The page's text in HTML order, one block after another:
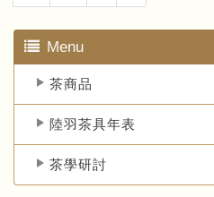
Menu
茶商品
陸羽茶具年表
茶學研討